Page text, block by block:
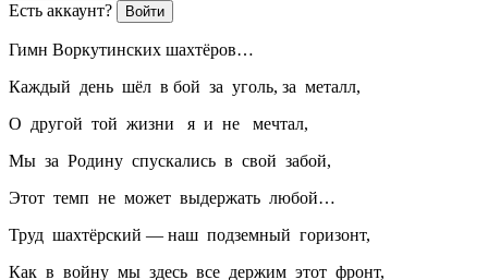
Есть аккаунт? Войти
Гимн Воркутинских шахтёров…
Каждый день шёл в бой за уголь, за металл,
О другой той жизни я и не мечтал,
Мы за Родину спускались в свой забой,
Этот темп не может выдержать любой…
Труд шахтёрский — наш подземный горизонт,
Как в войну мы здесь все держим этот фронт,